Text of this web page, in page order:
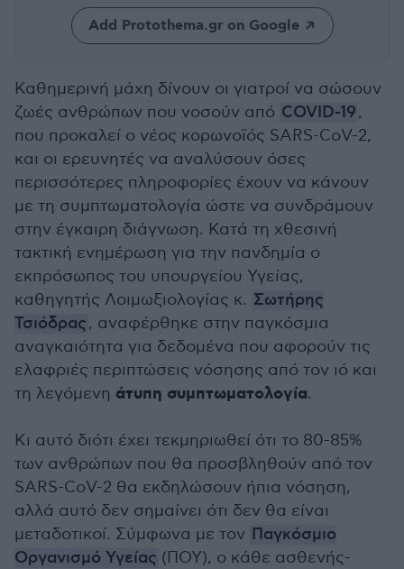
Add Protothema.gr on Google
Καθημερινή μάχη δίνουν οι γιατροί να σώσουν
ζωές ανθρώπων που νοσούν από COVID-19,
που προκαλεί ο νέος κορωνοϊός SARS-CoV-2,
και οι ερευνητές να αναλύσουν όσες
περισσότερες πληροφορίες έχουν να κάνουν
με τη συμπτωματολογία ώστε να συνδράμουν
στην έγκαιρη διάγνωση. Κατά τη χθεσινή
τακτική ενημέρωση για την πανδημία ο
εκπρόσωπος του υπουργείου Υγείας,
καθηγητής Λοιμωξιολογίας κ. Σωτήρης
Τσιόδρας, αναφέρθηκε στην παγκόσμια
αναγκαιότητα για δεδομένα που αφορούν τις
ελαφριές περιπτώσεις νόσησης από τον ιό και
τη λεγόμενη άτυπη συμπτωματολογία.
Κι αυτό διότι έχει τεκμηριωθεί ότι το 80-85%
των ανθρώπων που θα προσβληθούν από τον
SARS-CoV-2 θα εκδηλώσουν ήπια νόσηση,
αλλά αυτό δεν σημαίνει ότι δεν θα είναι
μεταδοτικοί. Σύμφωνα με τον Παγκόσμιο
Οργανισμό Υγείας (ΠΟΥ), ο κάθε ασθενής-